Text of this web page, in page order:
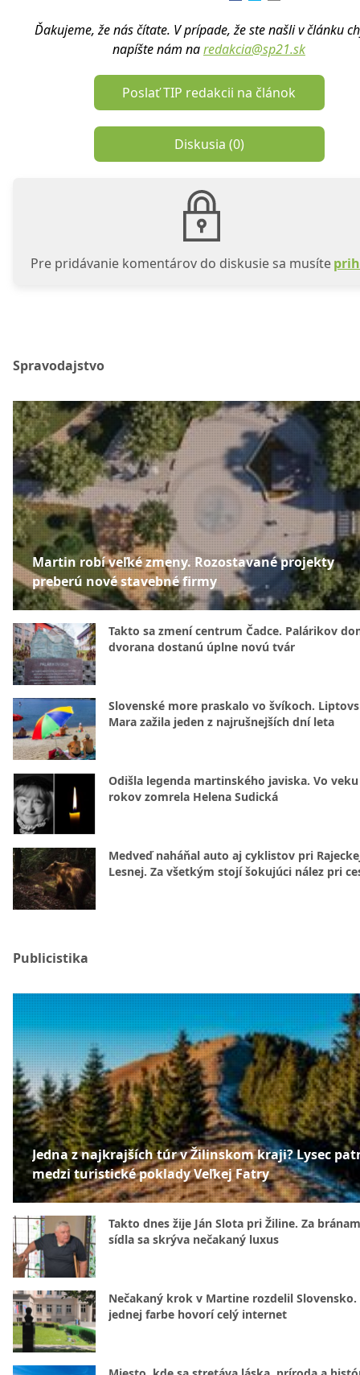
Ďakujeme, že nás čítate. V prípade, že ste našli v článku
napíšte nám naredakcia@sp21.sk
Poslať TIP redakcii na článok
Diskusia (0)
Pre pridávanie komentárov do diskusie sa musíte
Spravodajstvo
Martin robí veľké zmeny. Rozostavané projekty
preberú nové stavebné firmy
Takto sa zmení centrum Čadce. Palárikov
dvorana dostanú úplne novú tvár
Slovenské more praskalo vo švíkoch.
Mara zažila jeden z najrušnejších dní leta
Odišla legenda martinského javiska. Vo veku
rokov zomrela Helena Sudická
Medveď naháňal auto aj cyklistov pri
Lesnej. Za všetkým stojí šokujúci nález pri
Publicistika
Jedna z najkrajších túr v Žilinskom kraji? Lysec
medzi turistické poklady Veľkej Fatry
Takto dnes žije Ján Slota pri Žiline. Za
sídla sa skrýva nečakaný luxus
Nečakaný krok v Martine rozdelil Slovensko.
jednej farbe hovorí celý internet